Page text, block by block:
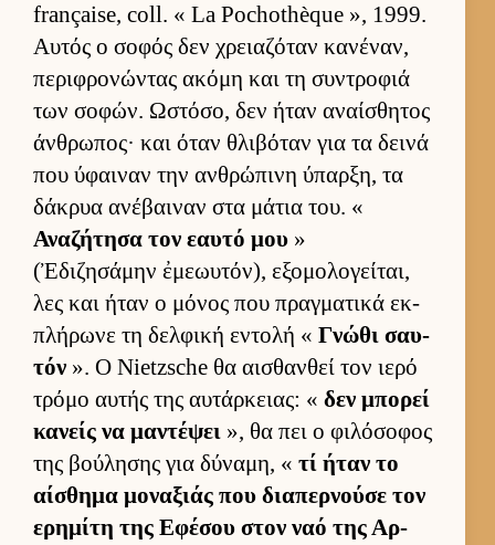
française, coll. « La Pochothèque », 1999.
Αυ­τός ο σοφός δεν χρεια­ζόταν κανέναν,
περιφρονώντας ακόμη και τη συντροφιά
των σοφών. Ωστόσο, δεν ήταν αναί­σθητος
άν­θρωπος· και όταν θλιβόταν για τα δεινά
που ύφαι­ναν την αν­θρώπινη ύπαρ­ξη, τα
δάκρυα ανέβαι­ναν στα μάτια του. «
Αναζήτησα τον εαυτό μου »
(Ἐδιζησάμην ἐμεωυτόν), εξομολογεί­ται,
λες και ήταν ο μόνος που πραγ­ματικά εκ­
πλήρωνε τη δελ­φική εντολή « Γνώθι σαυ­
τόν ». Ο Nietzsche θα αι­σθαν­θεί τον ιερό
τρόμο αυ­τής της αυ­τάρ­κειας: « δεν μπορεί
κανείς να μαντέψει », θα πει ο φιλόσοφος
της βού­λησης για δύναμη, « τί ήταν το
αί­σθημα μοναξιάς που δια­περ­νούσε τον
ερημίτη της Εφέσου στον ναό της Αρ­